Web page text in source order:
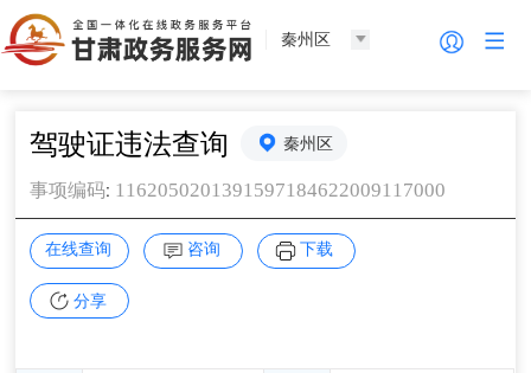
秦州区
驾驶证违法查询 秦州区
事项编码: 1162050201391597184622009117000
在线查询 咨询 下载
分享